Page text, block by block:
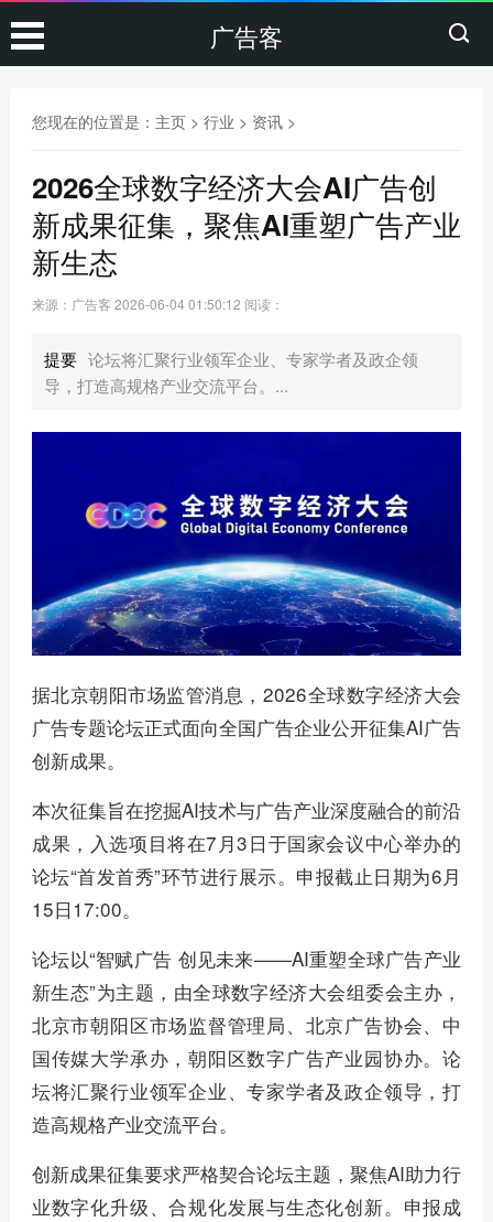
广告客
您现在的位置是： 主页> 行业 > 资讯>
2026全球数字经济大会AI广告创
新成果征集，聚焦AI重塑广告产业
新生态
来源：广告客 2026-06-04 01:50:12 阅读：
提要 论坛将汇聚行业领军企业、专家学者及政企领
导，打造高规格产业交流平台。...
据北京朝阳市场监管消息，2026全球数字经济大会
广告专题论坛正式面向全国广告企业公开征集AI广告
创新成果。
本次征集旨在挖掘AI技术与广告产业深度融合的前沿
成果，入选项目将在7月3日于国家会议中心举办的
论坛“首发首秀”环节进行展示。申报截止日期为6月
15日17:00。
论坛以“智赋广告 创见未来——AI重塑全球广告产业
新生态”为主题，由全球数字经济大会组委会主办，
北京市朝阳区市场监督管理局、北京广告协会、中
国传媒大学承办，朝阳区数字广告产业园协办。论
坛将汇聚行业领军企业、专家学者及政企领导，打
造高规格产业交流平台。
创新成果征集要求严格契合论坛主题，聚焦AI助力行
业数字化升级、合规化发展与生态化创新。申报成